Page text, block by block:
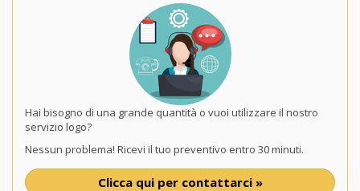
Hai bisogno di una grande quantità o vuoi utilizzare il nostro
servizio logo?
Nessun problema! Ricevi il tuo preventivo entro 30 minuti.
Clicca qui per contattarci »